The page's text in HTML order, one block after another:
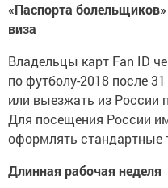
«Паспорта
виза
Владельцы карт Fan ID
по футболу-2018 после
или выезжать из России
Для посещения России
оформлять стандартные
Длинная рабочая неделя